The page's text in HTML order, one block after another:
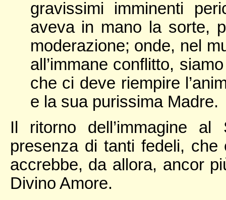
gravissimi imminenti
aveva in mano la sorte,
moderazione; onde, nel
all’immane conflitto,
che ci deve riempire
e la sua purissima Madre.
Il ritorno dell’immagine al
presenza di tanti fedeli,
accrebbe, da allora, ancor
Divino Amore.